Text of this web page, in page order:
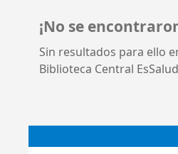
¡No se
Sin resultados para ello
Biblioteca Central